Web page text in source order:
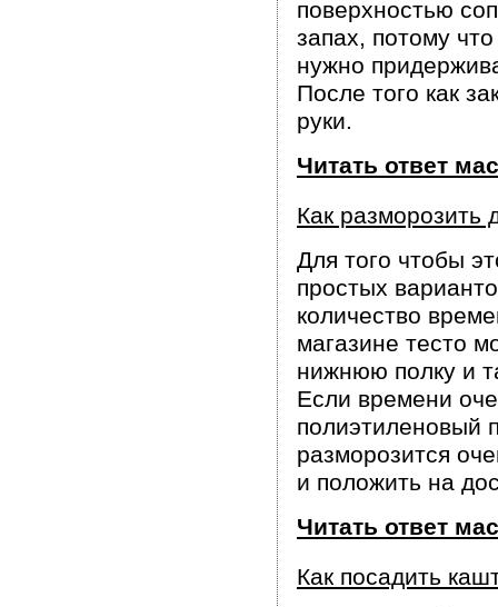
поверхностью
запах, потому
нужно
После того как
руки.
Читать ответ
Как разморозить
Для того чтобы
простых
количество
магазине тесто
нижнюю полку и
Если времени
полиэтиленовый
разморозится
и положить на
Читать ответ
Как посадить